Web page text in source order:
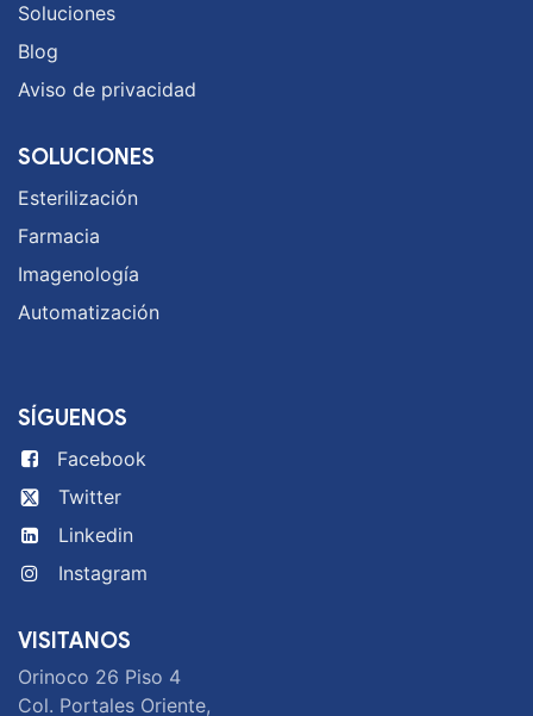
Soluciones
Blog
Aviso de privacidad
SOLUCIONES
Esterilización
Farmacia
Imagenología
Automatización
SÍGUENOS
Facebook
Twitter
Linkedin
Instagram
VISITANOS
Orinoco 26 Piso 4
Col. Portales Oriente,